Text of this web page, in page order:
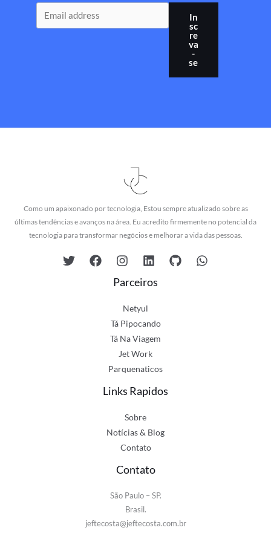
In
sc
re
va
-
se
Como um apaixonado por tecnologia, Estou sempre atualizado sobre as
últimas tendências e avanços na área. Eu acredito firmemente no potencial da
tecnologia para transformar negócios e melhorar a vida das pessoas.
Parceiros
Netyul
Tá Pipocando
Tá Na Viagem
Jet Work
Parquenaticos
Links Rapidos
Sobre
Notícias & Blog
Contato
Contato
São Paulo – SP.
Brasil.
jeftecosta@jeftecosta.com.br